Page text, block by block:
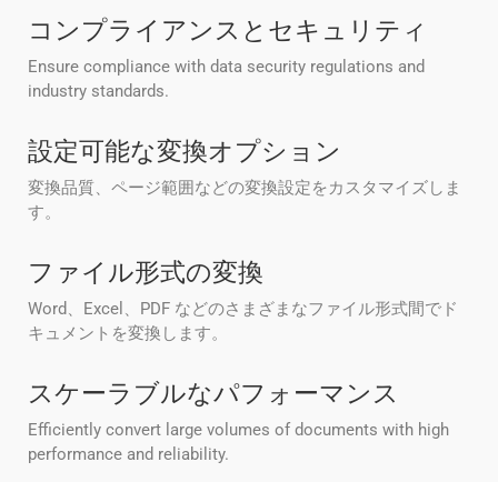
コンプライアンスとセキュリティ
Ensure compliance with data security regulations and
industry standards.
設定可能な変換オプション
変換品質、ページ範囲などの変換設定をカスタマイズしま
す。
ファイル形式の変換
Word、Excel、PDF などのさまざまなファイル形式間でド
キュメントを変換します。
スケーラブルなパフォーマンス
Efficiently convert large volumes of documents with high
performance and reliability.